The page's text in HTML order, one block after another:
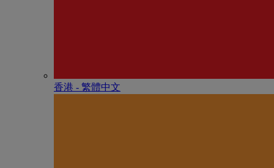
香港 - 繁體中文